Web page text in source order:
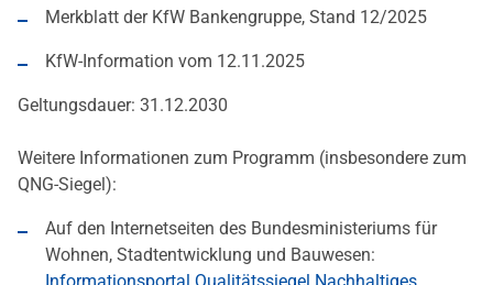
Merkblatt der KfW Bankengruppe, Stand 12/2025
KfW-Information vom 12.11.2025
Geltungsdauer: 31.12.2030
Weitere Informationen zum Programm (insbesondere zum
QNG-Siegel):
Auf den Internetseiten des Bundesministeriums für
Wohnen, Stadtentwicklung und Bauwesen: